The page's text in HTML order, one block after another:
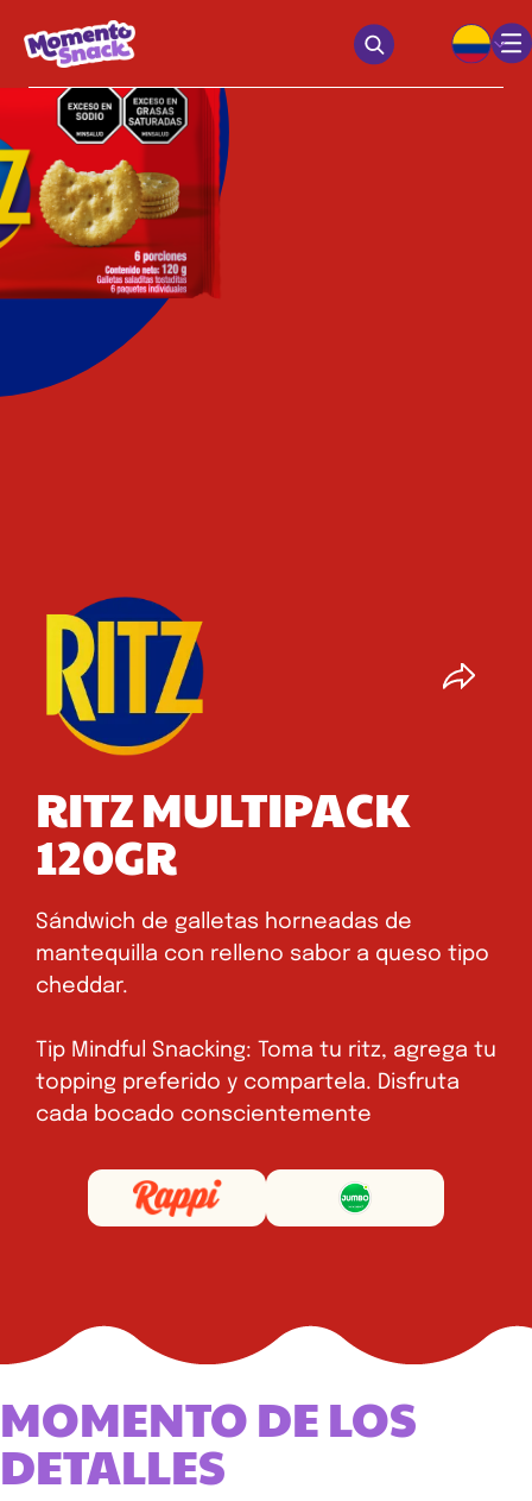
RITZ MULTIPACK
120GR
Sándwich de galletas horneadas de
mantequilla con relleno sabor a queso tipo
cheddar.
Tip Mindful Snacking: Toma tu ritz, agrega tu
topping preferido y compartela. Disfruta
cada bocado conscientemente
MOMENTO DE LOS
DETALLES